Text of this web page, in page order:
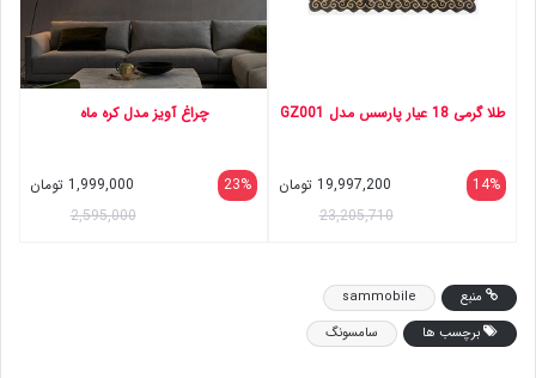
طلا گرمی 18 عیار پارسس مدل GZ001
14%
19,997,200 تومان
23,205,710
چراغ آویز مدل کره ماه
23%
1,999,000 تومان
2,595,000
منبع
sammobile
برچسب ها
سامسونگ